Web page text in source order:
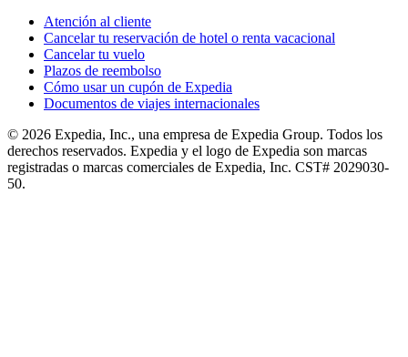
Atención al cliente
Cancelar tu reservación de hotel o renta vacacional
Cancelar tu vuelo
Plazos de reembolso
Cómo usar un cupón de Expedia
Documentos de viajes internacionales
© 2026 Expedia, Inc., una empresa de Expedia Group. Todos los
derechos reservados. Expedia y el logo de Expedia son marcas
registradas o marcas comerciales de Expedia, Inc. CST# 2029030-
50.